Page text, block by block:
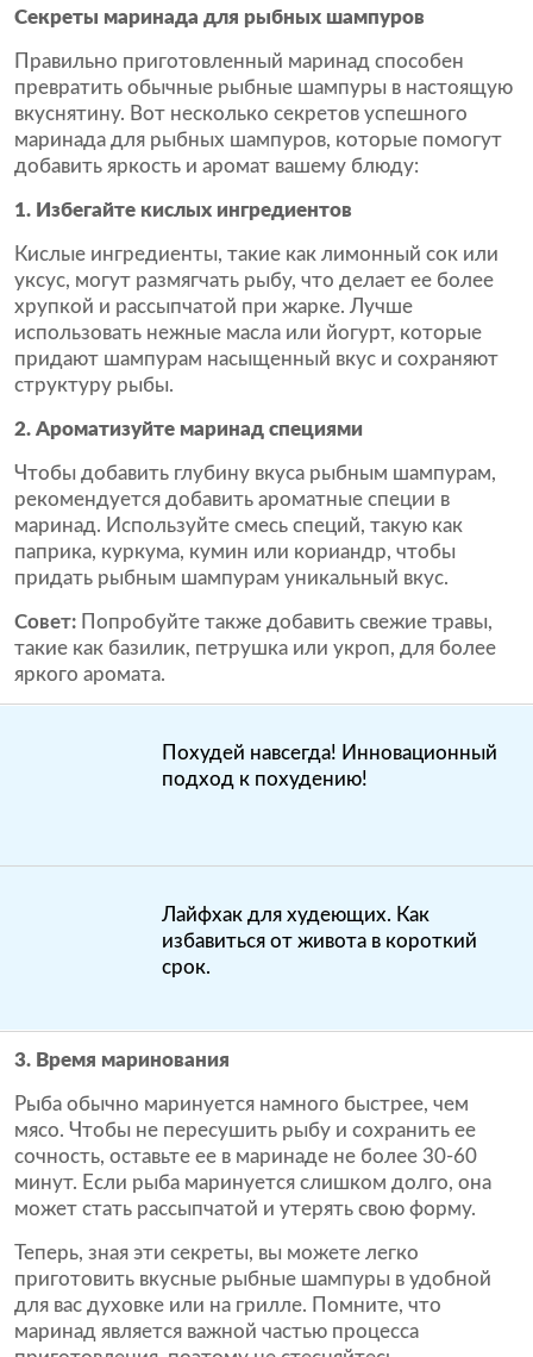
Секреты маринада для рыбных шампуров
Правильно приготовленный маринад способен
превратить обычные рыбные шампуры в настоящую
вкуснятину. Вот несколько секретов успешного
маринада для рыбных шампуров, которые помогут
добавить яркость и аромат вашему блюду:
1. Избегайте кислых ингредиентов
Кислые ингредиенты, такие как лимонный сок или
уксус, могут размягчать рыбу, что делает ее более
хрупкой и рассыпчатой при жарке. Лучше
использовать нежные масла или йогурт, которые
придают шампурам насыщенный вкус и сохраняют
структуру рыбы.
2. Ароматизуйте маринад специями
Чтобы добавить глубину вкуса рыбным шампурам,
рекомендуется добавить ароматные специи в
маринад. Используйте смесь специй, такую как
паприка, куркума, кумин или кориандр, чтобы
придать рыбным шампурам уникальный вкус.
Совет: Попробуйте также добавить свежие травы,
такие как базилик, петрушка или укроп, для более
яркого аромата.
Похудей навсегда! Инновационный
подход к похудению!
Лайфхак для худеющих. Как
избавиться от живота в короткий
срок.
3. Время маринования
Рыба обычно маринуется намного быстрее, чем
мясо. Чтобы не пересушить рыбу и сохранить ее
сочность, оставьте ее в маринаде не более 30-60
минут. Если рыба маринуется слишком долго, она
может стать рассыпчатой и утерять свою форму.
Теперь, зная эти секреты, вы можете легко
приготовить вкусные рыбные шампуры в удобной
для вас духовке или на грилле. Помните, что
маринад является важной частью процесса